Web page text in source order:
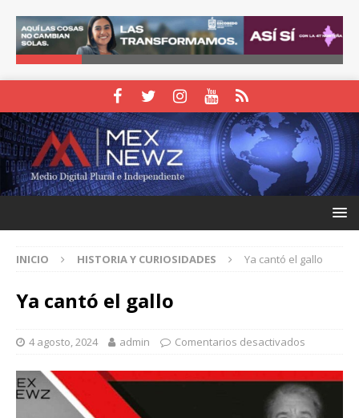
INICIO HISTORIA Y CURIOSIDADES Ya cantó el gallo
Ya cantó el gallo
4 agosto, 2024 admin Comentarios desactivados